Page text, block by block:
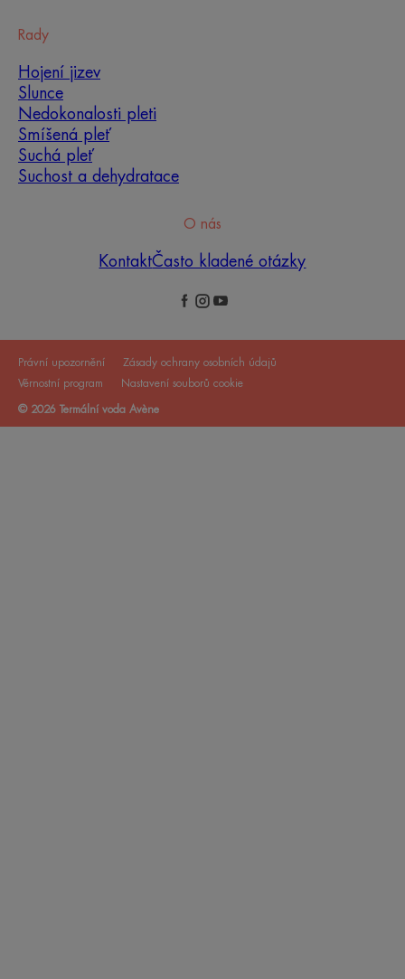
Rady
Hojení jizev
Slunce
Nedokonalosti pleti
Smíšená pleť
Suchá pleť
Suchost a dehydratace
O nás
KontaktČasto kladené otázky
Právní upozornění
Zásady ochrany osobních údajů
Věrnostní program
Nastavení souborů cookie
© 2026 Termální voda Avène